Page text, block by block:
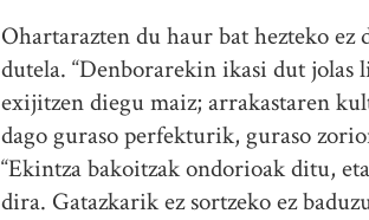
Ohartarazten du haur bat hezteko
dutela. “Denborarekin ikasi dut
exijitzen diegu maiz; arrakastaren
dago guraso perfekturik, guraso
“Ekintza bakoitzak ondorioak ditu,
dira. Gatazkarik ez sortzeko ez